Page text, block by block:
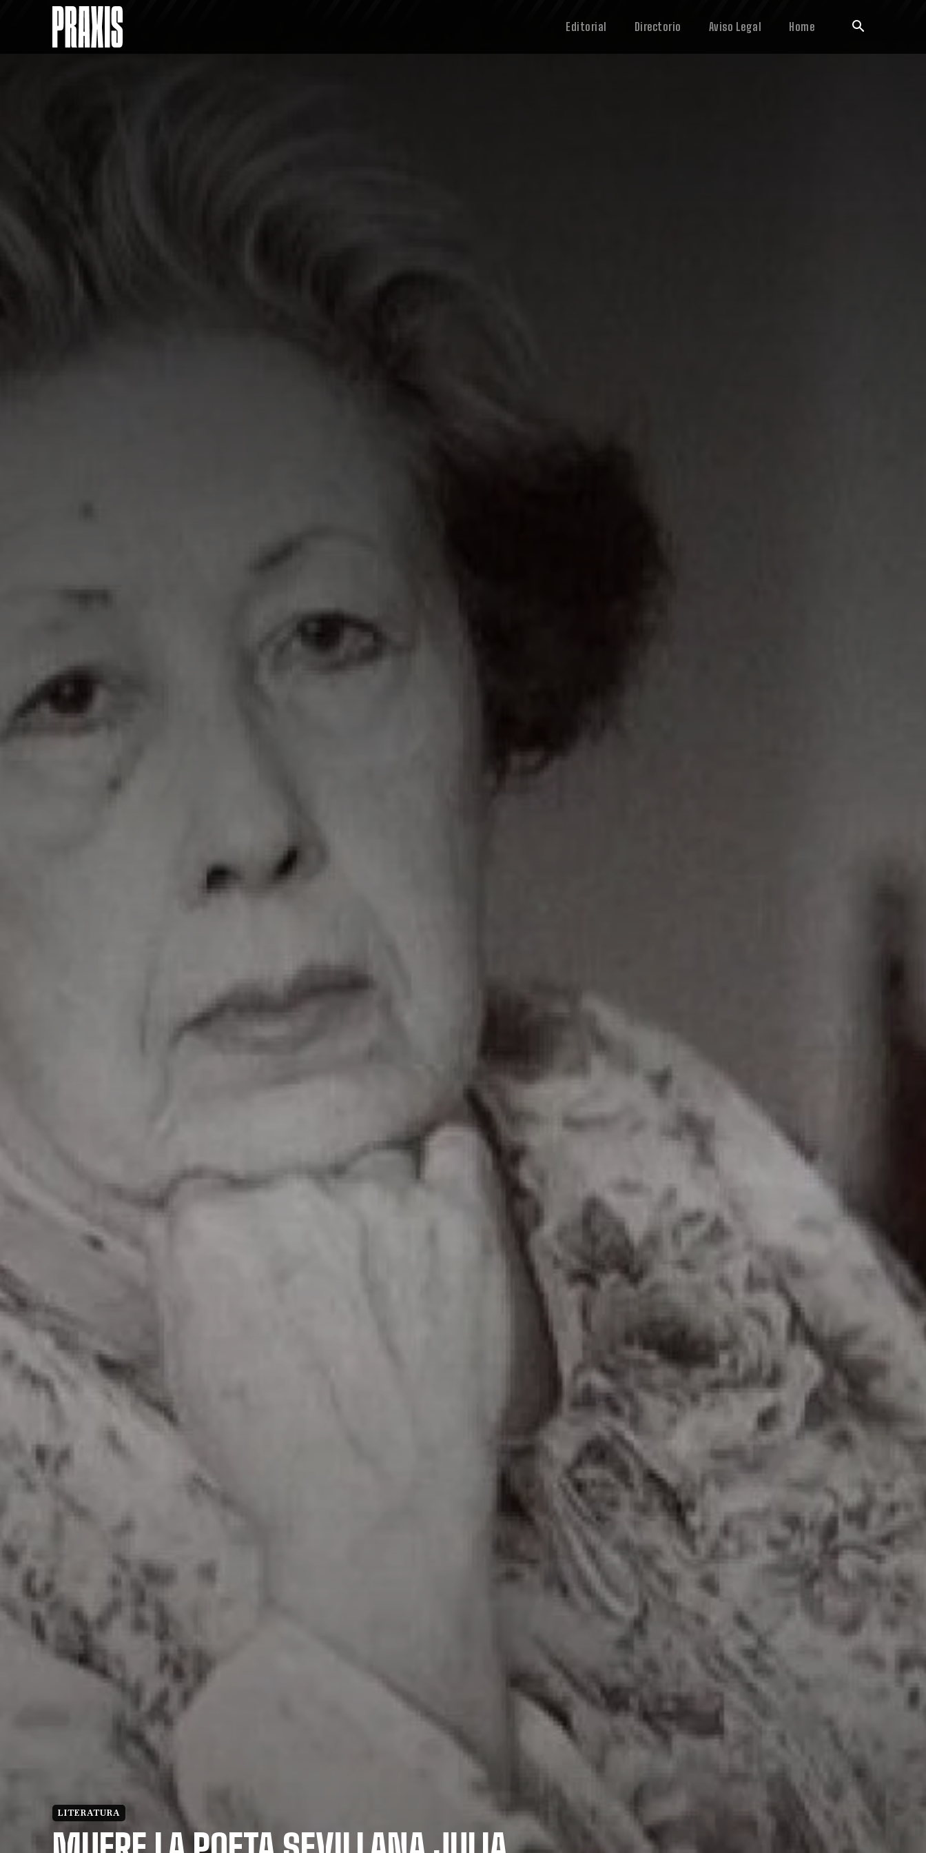
Editorial Directorio Aviso Legal Home
LITERATURA